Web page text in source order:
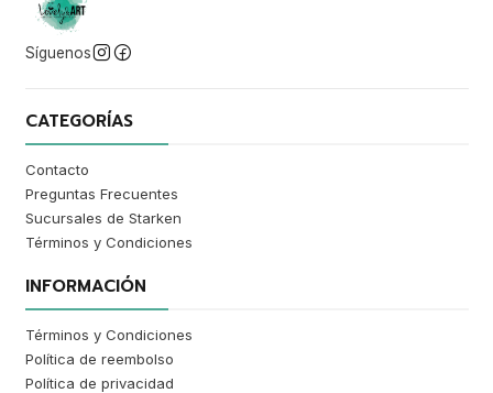
Síguenos
CATEGORÍAS
Contacto
Preguntas Frecuentes
Sucursales de Starken
Términos y Condiciones
INFORMACIÓN
Términos y Condiciones
Política de reembolso
Política de privacidad